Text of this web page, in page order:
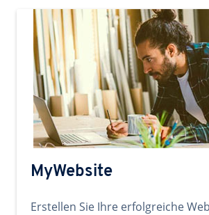
MyWebsite
Erstellen Sie Ihre erfolgreiche